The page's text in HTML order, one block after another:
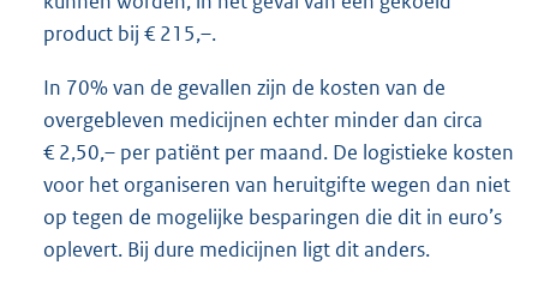
product bij € 215,–.
In 70% van de gevallen zijn de kosten van de
overgebleven medicijnen echter minder dan circa
€ 2,50,– per patiënt per maand. De logistieke kosten
voor het organiseren van heruitgifte wegen dan niet
op tegen de mogelijke besparingen die dit in euro’s
oplevert. Bij dure medicijnen ligt dit anders.